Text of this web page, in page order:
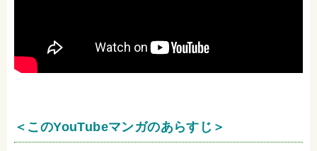
＜このYouTubeマンガのあらすじ＞